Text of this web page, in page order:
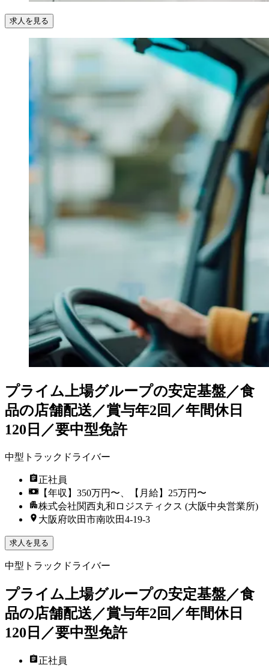
求人を見る
プライム上場グループの安定基盤／食
品の店舗配送／賞与年2回／年間休日
120日／要中型免許
中型トラックドライバー
正社員
【年収】350万円〜、【月給】25万円〜
株式会社関西丸和ロジスティクス (大阪中央営業所)
大阪府吹田市南吹田4-19-3
求人を見る
中型トラックドライバー
プライム上場グループの安定基盤／食
品の店舗配送／賞与年2回／年間休日
120日／要中型免許
正社員